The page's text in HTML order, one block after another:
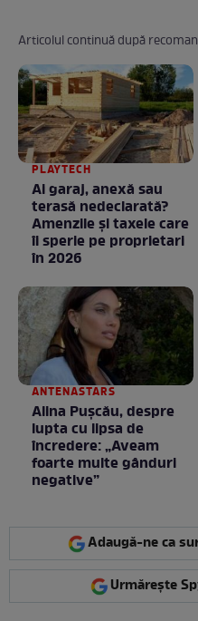
Articolul continuă după
PLAYTECH
Ai garaj, anexă sau
terasă nedeclarată?
Amenzile și taxele care
îi sperie pe proprietari
în 2026
ANTENASTARS
Alina Pușcău, despre
lupta cu lipsa de
încredere: „Aveam
foarte multe gânduri
negative”
Adaugă-ne ca
Urmărește